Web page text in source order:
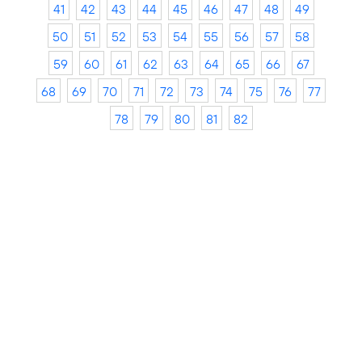
41
42 43 44 45 46 47 48
49
50
51 52 53 54 55 56 57
58
59
60 61 62 63 64 65 66
67
68
69 70 71 72 73 74 75 76
77
78
79 80 81 82